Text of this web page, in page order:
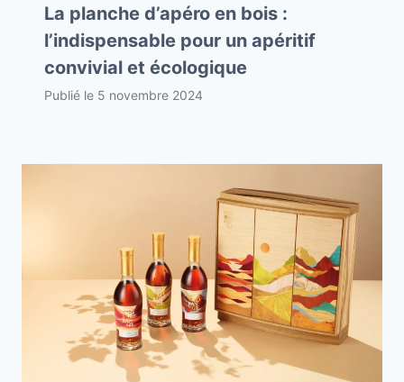
La planche d’apéro en bois :
l’indispensable pour un apéritif
convivial et écologique
Publié le 5 novembre 2024